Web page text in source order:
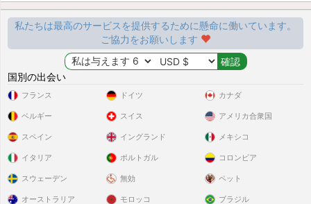
私たちは最高のサービスを提供するために懸命に働いています。
ご協力をお願いします
国別の出会い
フランス
ベルギー
スペイン
イタリア
スウェーデン
ドイツ
スイス
イングランド
ポルトガル
無効
カナダ
アメリカ合衆国
メキシコ
コロンビア
ペット
オーストラリア モロッコ ブラジル